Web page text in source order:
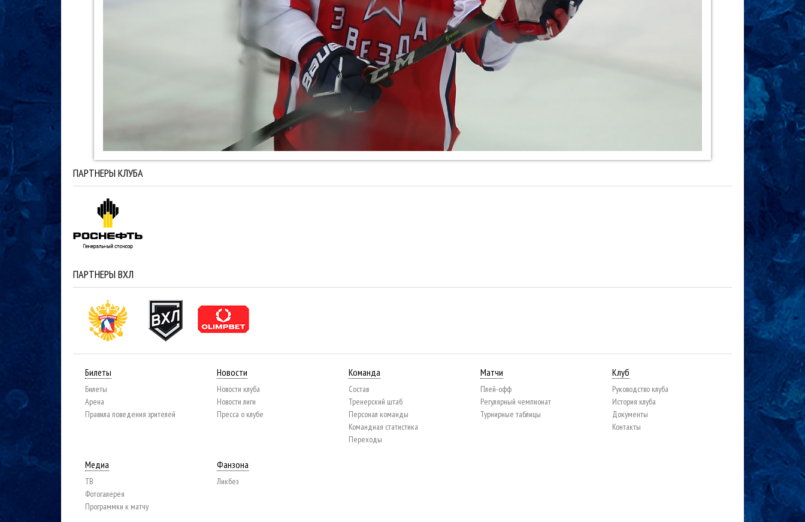
ПАРТНЕРЫ КЛУБА
ПАРТНЕРЫ ВХЛ
Билеты
Билеты
Арена
Правила поведения зрителей
Новости
Новости клуба
Новости лиги
Пресса о клубе
Команда
Состав
Тренерский штаб
Персонал команды
Командная статистика
Переходы
Матчи
Плей-офф
Регулярный чемпионат
Турнирные таблицы
Клуб
Руководство клуба
История клуба
Документы
Контакты
Медиа
ТВ
Фотогалерея
Программки к матчу
Фанзона
Ликбез